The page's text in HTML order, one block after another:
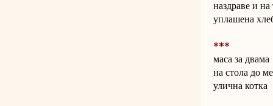
наздраве и на
уплашена
***
маса за двама
на стола до
улична котка